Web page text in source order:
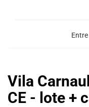
Vila
CE - lote +